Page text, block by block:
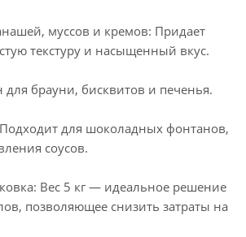
муссов и кремов: Придает
текстуру и насыщенный вкус.
брауни, бисквитов и печенья.
для шоколадных фонтанов,
соусов.
Вес 5 кг — идеальное решение
позволяющее снизить затраты на